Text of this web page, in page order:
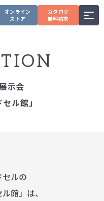
オンライン
ストア
カタログ
無料請求
示会
ル館」
ルの
館」は、